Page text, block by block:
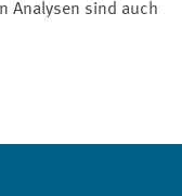
Analysen sind auch